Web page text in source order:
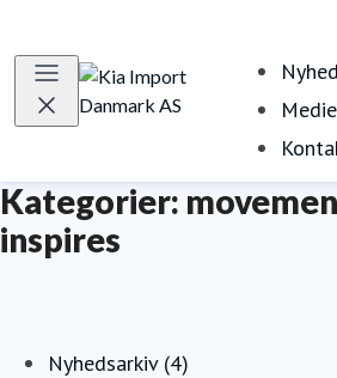
Kategorier:
inspires
Nyhedsarkiv (4)